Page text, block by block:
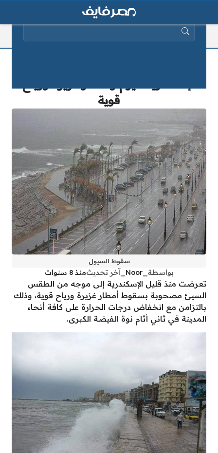
قوية
سقوط السيول
بواسطة _Noor_ آخر تحديثمنذ 8 سنوات
تعرضت منذ قليل الإسكندرية إلى موجه من الطقس
السيئ مصحوبة بسقوط أمطار غزيرة ورياح قوية، وذلك
بالتزامن مع انخفاض درجات الحرارة على كافة أنحاء
المدينة في ثاني أثام نوة الفيضة الكبرى.
البحث عن: